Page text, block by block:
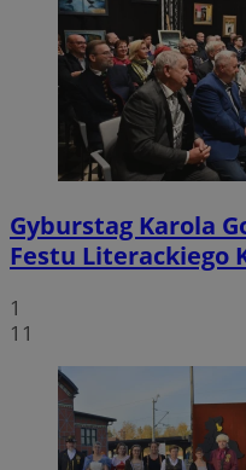
Gyburstag Karola
Festu Literackiego
1
11